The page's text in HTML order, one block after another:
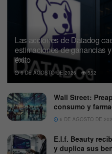
Las acciones de Datadog
estimaciones de ganancias
éxito
6 DE AGOSTO DE 2026 552
Wall Street:
consumo y
6 DE AGOSTO DE
E.l.f. Beauty
y duplica sus